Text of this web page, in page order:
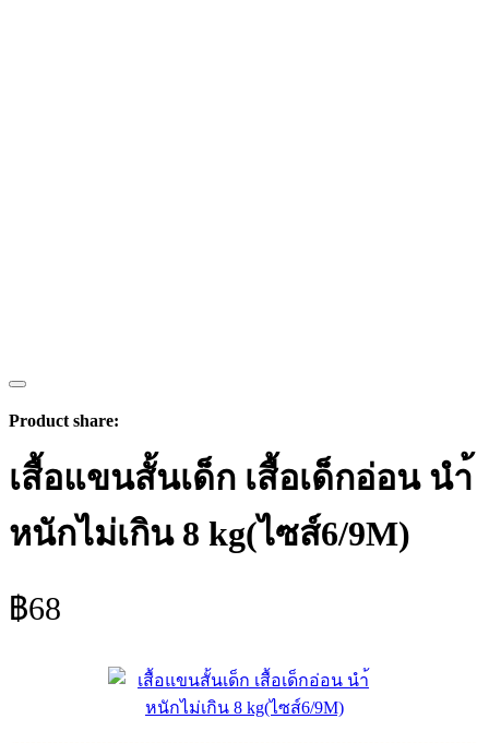
Product share:
เสื้อแขนสั้นเด็ก เสื้อเด็กอ่อน นำ้
หนักไม่เกิน 8 kg(ไซส์6/9M)
฿68